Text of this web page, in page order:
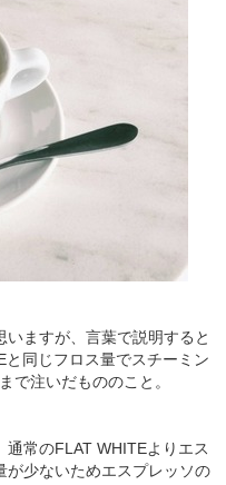
ますが、言葉で説明すると
同じフロス量でスチーミン
で注いだもののこと。
常のFLAT WHITEよりエス
が少ないためエスプレッソの